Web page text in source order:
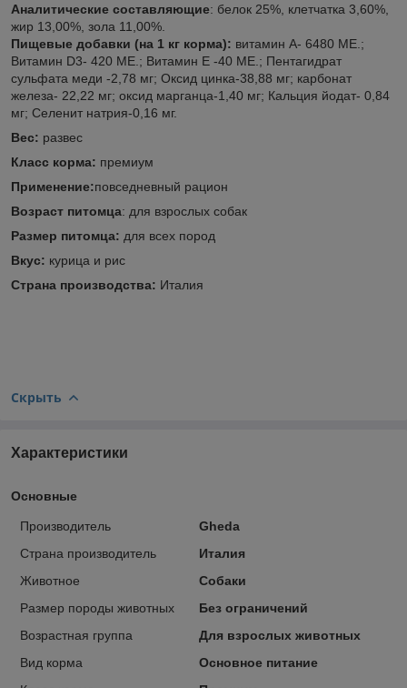
Аналитические составляющие: белок 25%, клетчатка 3,60%,
жир 13,00%, зола 11,00%.
Пищевые добавки (на 1 кг корма): витамин А- 6480 МЕ.;
Витамин D3- 420 МЕ.; Витамин Е -40 МЕ.; Пентагидрат
сульфата меди -2,78 мг; Оксид цинка-38,88 мг; карбонат
железа- 22,22 мг; оксид марганца-1,40 мг; Кальция йодат- 0,84
мг; Селенит натрия-0,16 мг.
Вес: развес
Класс корма: премиум
Применение:повседневный рацион
Возраст питомца: для взрослых собак
Размер питомца: для всех пород
Вкус: курица и рис
Страна производства: Италия
Скрыть
Характеристики
Основные
Производитель
Gheda
Страна производитель
Италия
Животное
Собаки
Размер породы животных
Без ограничений
Возрастная группа
Для взрослых животных
Вид корма
Основное питание